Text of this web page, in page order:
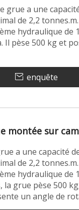
grue a une
de 2,2
hydraulique de
Il pèse 500 kg et
enquête
montée sur
a une capacité
de 2,2
hydraulique de
la grue pèse 500
un angle de